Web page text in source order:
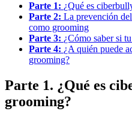
Parte 1: ¿Qué es
Parte 2: La prevención
como grooming
Parte 3: ¿Cómo saber si
Parte 4: ¿A quién puede
grooming?
Parte 1. ¿Qué es
grooming?